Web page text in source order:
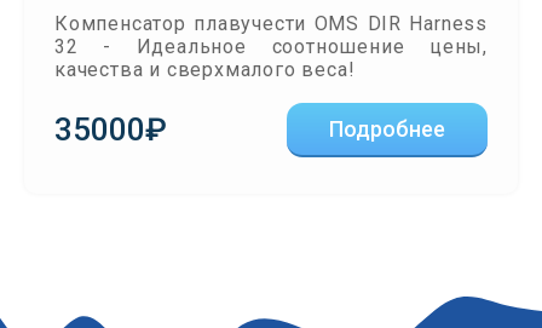
Компенсатор плавучести OMS DIR Harness
32 - Идеальное соотношение цены,
качества и сверхмалого веса!
35000₽ Подробнее